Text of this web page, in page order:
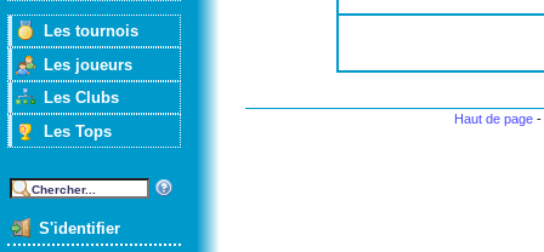
Les tournois
Les joueurs
Les Clubs
Les Tops
S'identifier
Haut de page